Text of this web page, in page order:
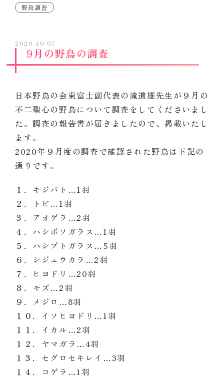
野鳥調査
2020.10.07
9月の野鳥の調査
日本野鳥の会東富士副代表の滝道雄先生が９月の
不二聖心の野鳥について調査をしてくださいまし
た。調査の報告書が届きましたので、掲載いたし
ます。
2020年９月度の調査で確認された野鳥は下記の
通りです。
１．キジバト…1羽
２．トビ…1羽
３．アオゲラ…2羽
４．ハシボソガラス…1羽
５．ハシブトガラス…5羽
６．シジュウカラ…2羽
７．ヒヨドリ…20羽
８．モズ…2羽
９．メジロ…8羽
１０．イソヒヨドリ…1羽
１１．イカル…2羽
１２．ヤマガラ…4羽
１３．セグロセキレイ…3羽
１４．コゲラ…1羽